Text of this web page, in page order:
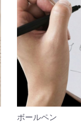
ボールペン